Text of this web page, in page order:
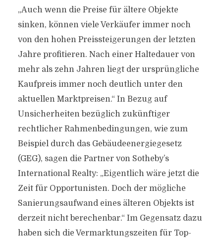
„Auch wenn die Preise für ältere Objekte
sinken, können viele Verkäufer immer noch
von den hohen Preissteigerungen der letzten
Jahre profitieren. Nach einer Haltedauer von
mehr als zehn Jahren liegt der ursprüngliche
Kaufpreis immer noch deutlich unter den
aktuellen Marktpreisen.“ In Bezug auf
Unsicherheiten bezüglich zukünftiger
rechtlicher Rahmenbedingungen, wie zum
Beispiel durch das Gebäudeenergiegesetz
(GEG), sagen die Partner von Sotheby’s
International Realty: „Eigentlich wäre jetzt die
Zeit für Opportunisten. Doch der mögliche
Sanierungsaufwand eines älteren Objekts ist
derzeit nicht berechenbar.“ Im Gegensatz dazu
haben sich die Vermarktungszeiten für Top-